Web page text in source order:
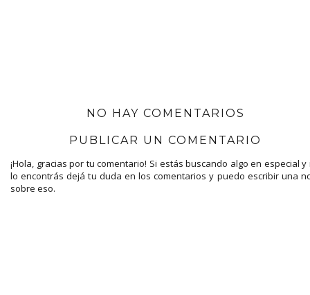
NO HAY COMENTARIOS
PUBLICAR UN COMENTARIO
¡Hola, gracias por tu comentario! Si estás buscando algo en especial y
lo encontrás dejá tu duda en los comentarios y puedo escribir una
sobre eso.